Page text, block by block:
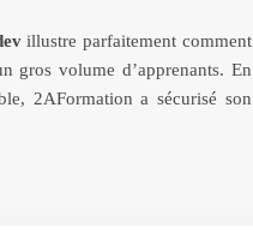
illustre parfaitement comment
gros volume d’apprenants. En
2AFormation a sécurisé son